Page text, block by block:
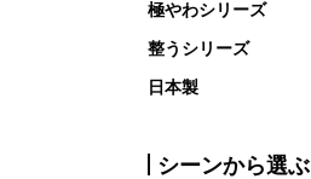
極やわシリーズ
整うシリーズ
日本製
シーンから選ぶ